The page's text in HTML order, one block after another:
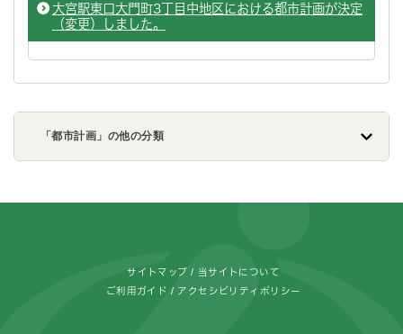
大宮駅東口大門町3丁目中地区における都市計画が決定
（変更）しました。
「都市計画」の他の分類
サイトマップ 当サイトについて
ご利用ガイド アクセシビリティポリシー